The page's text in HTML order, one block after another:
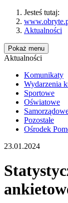
Jesteś tutaj:
Aktualności
Pokaż menu
Aktualności
Komunikaty
Wydarzenia
Sportowe
Oświatowe
Pozostałe
Ośrodek
23.01.2024